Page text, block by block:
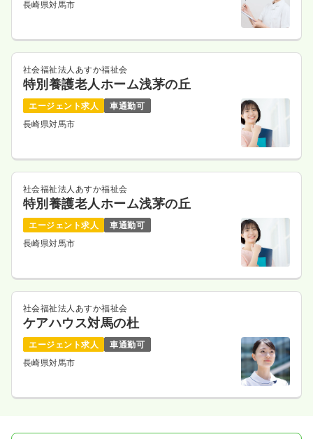
長崎県対馬市
社会福祉法人あすか福祉会
特別養護老人ホーム浅茅の丘
エージェント求人
車通勤可
長崎県対馬市
社会福祉法人あすか福祉会
特別養護老人ホーム浅茅の丘
エージェント求人
車通勤可
長崎県対馬市
社会福祉法人あすか福祉会
ケアハウス対馬の杜
エージェント求人
車通勤可
長崎県対馬市